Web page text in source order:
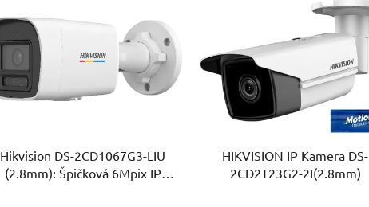
Hikvision DS-2CD1067G3-LIU
(2.8mm): Špičková 6Mpix IP
HIKVISION IP Kamera DS-
2CD2T23G2-2I(2.8mm)